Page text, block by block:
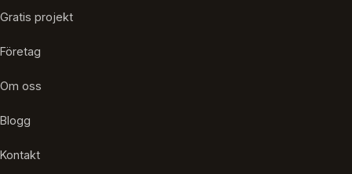
Gratis projekt
Företag
Om oss
Blogg
Kontakt